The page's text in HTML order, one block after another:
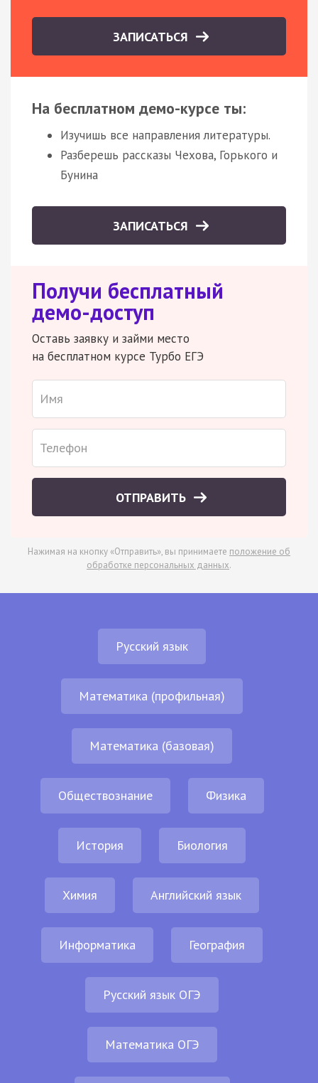
ЗАПИСАТЬСЯ
На бесплатном демо-курсе ты:
Изучишь все направления литературы.
Разберешь рассказы Чехова, Горького и
Бунина
ЗАПИСАТЬСЯ
Получи бесплатный
демо-доступ
Оставь заявку и займи место
на бесплатном курсе Турбо ЕГЭ
ОТПРАВИТЬ
Нажимая на кнопку «Отправить», вы принимаете положение об
обработке персональных данных.
Русский язык
Математика (профильная)
Математика (базовая)
Обществознание Физика
История Биология
Химия Английский язык
Информатика География
Русский язык ОГЭ
Математика ОГЭ